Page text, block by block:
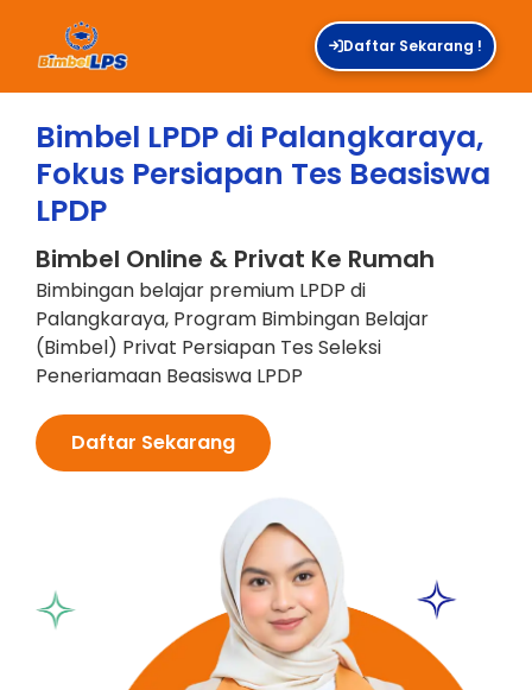
Daftar Sekarang !
Bimbel LPDP di Palangkaraya,
Fokus Persiapan Tes Beasiswa
LPDP
Bimbel Online & Privat Ke Rumah
Bimbingan belajar premium LPDP di
Palangkaraya, Program Bimbingan Belajar
(Bimbel) Privat Persiapan Tes Seleksi
Peneriamaan Beasiswa LPDP
Daftar Sekarang